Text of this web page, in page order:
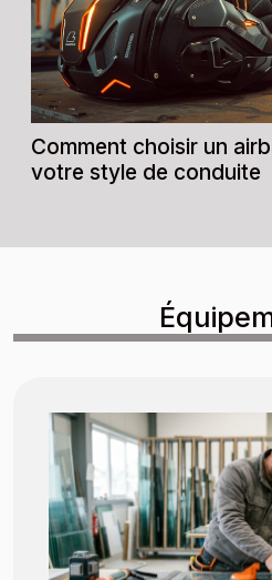
Comment choisir un
votre style de conduite